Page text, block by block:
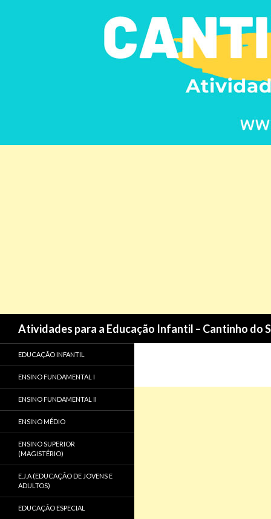
Atividades para a Educação Infantil – Cantinho do
EDUCAÇÃO INFANTIL
ENSINO FUNDAMENTAL I
ENSINO FUNDAMENTAL II
ENSINO MÉDIO
ENSINO SUPERIOR
(MAGISTÉRIO)
E.J.A (EDUCAÇÃO DE JOVENS E
ADULTOS)
EDUCAÇÃO ESPECIAL